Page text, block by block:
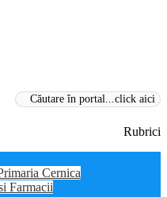
Rubrici
Cernica
Farmacii